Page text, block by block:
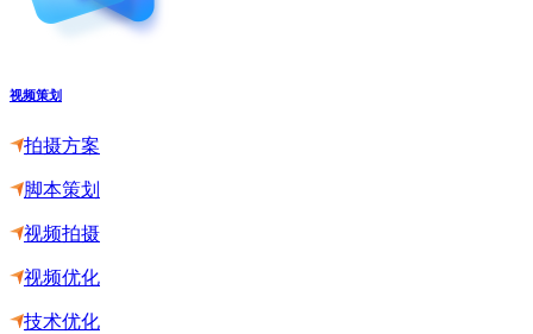
视频策划
拍摄方案
脚本策划
视频拍摄
视频优化
技术优化